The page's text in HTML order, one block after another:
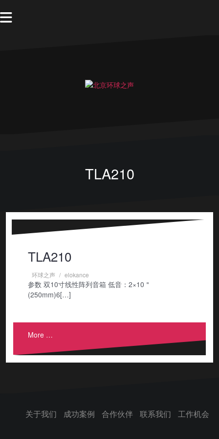
TLA210
TLA210
环球之声 elokance
参数 双10寸线性阵列音箱 低音：2×10＂
(250mm)6[…]
More …
关于我们 成功案例 合作伙伴 联系我们 工作机会